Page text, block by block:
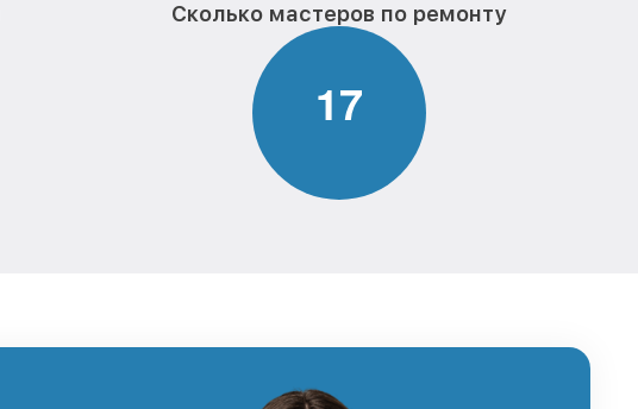
Сколько мастеров по ремонту
17